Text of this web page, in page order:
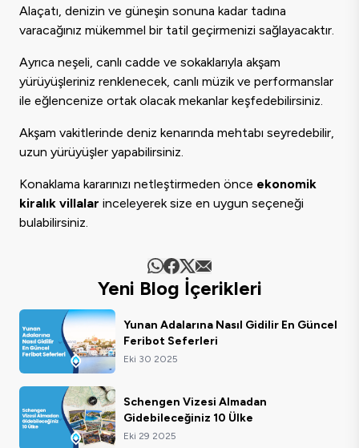
Alaçatı, denizin ve güneşin sonuna kadar tadına
varacağınız mükemmel bir tatil geçirmenizi sağlayacaktır.
Ayrıca neşeli, canlı cadde ve sokaklarıyla akşam
yürüyüşleriniz renklenecek, canlı müzik ve performanslar
ile eğlencenize ortak olacak mekanlar keşfedebilirsiniz.
Akşam vakitlerinde deniz kenarında mehtabı seyredebilir,
uzun yürüyüşler yapabilirsiniz.
Konaklama kararınızı netleştirmeden önce ekonomik
kiralık villalar inceleyerek size en uygun seçeneği
bulabilirsiniz.
Yeni Blog İçerikleri
Yunan Adalarına Nasıl Gidilir En Güncel
Feribot Seferleri
Eki 30 2025
Schengen Vizesi Almadan
Gidebileceğiniz 10 Ülke
Eki 29 2025